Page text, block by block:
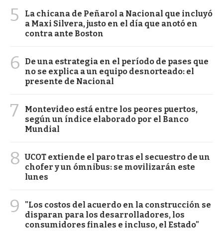
5
La chicana de Peñarol a Nacional que incluyó
a Maxi Silvera, justo en el día que anotó en
contra ante Boston
6
De una estrategia en el período de pases que
no se explica a un equipo desnorteado: el
presente de Nacional
7
Montevideo está entre los peores puertos,
según un índice elaborado por el Banco
Mundial
8 UCOT extiende el paro tras el secuestro de un
chofer y un ómnibus: se movilizarán este
lunes
9
"Los costos del acuerdo en la construcción se
disparan para los desarrolladores, los
consumidores finales e incluso, el Estado"